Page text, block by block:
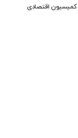
کمیسیون اقتصادی